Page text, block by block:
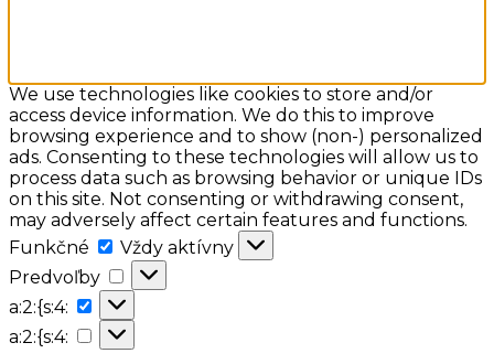
We use technologies like cookies to store and/or
access device information. We do this to improve
browsing experience and to show (non-) personalized
ads. Consenting to these technologies will allow us to
process data such as browsing behavior or unique IDs
on this site. Not consenting or withdrawing consent,
may adversely affect certain features and functions.
Funkčné
Funkčné
Vždy aktívny
Predvoľby
Predvoľby
a:2:{s:4:
a:2:
{s:4:
a:2:{s:4:
a:2:
{s:4: